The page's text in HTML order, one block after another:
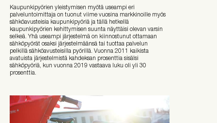
Kaupunkipyörien yleistymisen myötä useampi eri
palveluntoimittaja on tuonut viime vuosina markkinoille myös
sähköavusteisia kaupunkipyöriä ja tällä hetkellä
kaupunkipyörien kehittymisen suunta näyttäisi olevan varsin
selkeä. Yhä useampi järjestelmä on kiinnostunut ottamaan
sähköpyörät osaksi järjestelmäänsä tai tuottaa palvelun
pelkillä sähköavusteisilla pyörillä. Vuonna 2011 kaikista
avatuista järjestelmistä kahdeksan prosenttia sisälsi
sähköpyöriä, kun vuonna 2019 vastaava luku oli yli 30
prosenttia.